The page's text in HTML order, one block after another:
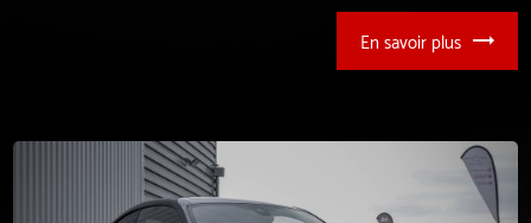
En savoir plus